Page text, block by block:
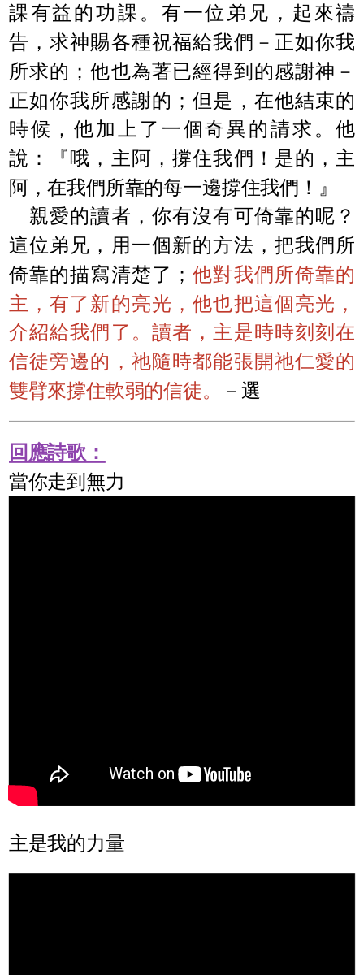
課有益的功課。有一位弟兄，起來禱
告，求神賜各種祝福給我們－正如你我
所求的；他也為著已經得到的感謝神－
正如你我所感謝的；但是，在他結束的
時候，他加上了一個奇異的請求。他
說：『哦，主阿，撐住我們！是的，主
阿，在我們所靠的每一邊撐住我們！』
親愛的讀者，你有沒有可倚靠的呢？
這位弟兄，用一個新的方法，把我們所
倚靠的描寫清楚了； 他對我們所倚靠的
主，有了新的亮光，他也把這個亮光，
介紹給我們了。讀者，主是時時刻刻在
信徒旁邊的，祂隨時都能張開祂仁愛的
雙臂來撐住軟弱的信徒。
－選
回應詩歌：
當你走到無力
主是我的力量